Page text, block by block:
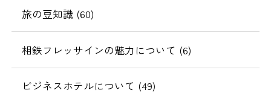
旅の豆知識 (60)
相鉄フレッサインの魅力について (6)
ビジネスホテルについて (49)